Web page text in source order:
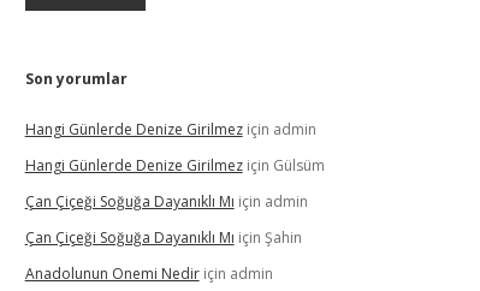
Son yorumlar
Hangi Günlerde Denize Girilmeziçin admin
Hangi Günlerde Denize Girilmeziçin Gülsüm
Çan Çiçeği Soğuğa Dayanıklı Mı için admin
Çan Çiçeği Soğuğa Dayanıklı Mı için Şahin
Anadolunun Onemi Nediriçin admin